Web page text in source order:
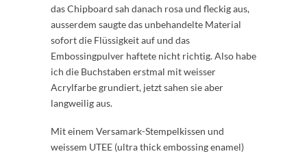
das Chipboard sah danach rosa und fleckig aus,
ausserdem saugte das unbehandelte Material
sofort die Flüssigkeit auf und das
Embossingpulver haftete nicht richtig. Also habe
ich die Buchstaben erstmal mit weisser
Acrylfarbe grundiert, jetzt sahen sie aber
langweilig aus.
Mit einem Versamark-Stempelkissen und
weissem UTEE (ultra thick embossing enamel)